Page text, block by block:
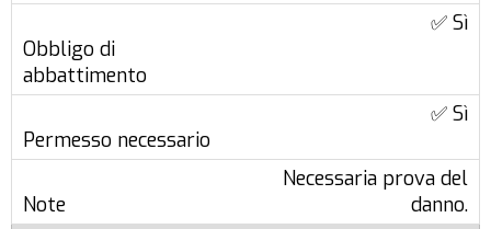
✅ Sì
✅ Sì
Necessaria prova del
danno.